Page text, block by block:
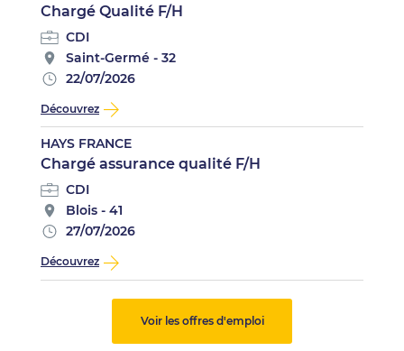
Chargé Qualité F/H
CDI
Saint-Germé - 32
22/07/2026
Découvrez
HAYS FRANCE
Chargé assurance qualité F/H
CDI
Blois - 41
27/07/2026
Découvrez
Voir les offres d'emploi